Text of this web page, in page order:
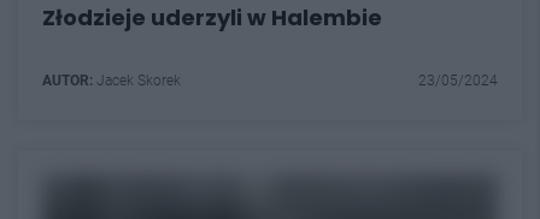
Złodzieje uderzyli w Halembie
AUTOR: Jacek Skorek 23/05/2024